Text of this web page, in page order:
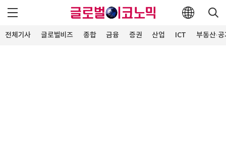
전체기사 글로벌비즈 종합 금융 증권 산업 ICT 부동산·